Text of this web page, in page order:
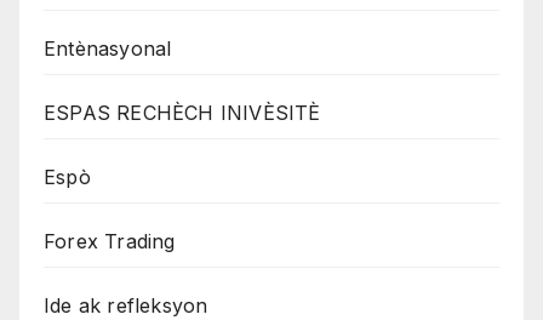
Entènasyonal
ESPAS RECHÈCH INIVÈSITÈ
Espò
Forex Trading
Ide ak refleksyon